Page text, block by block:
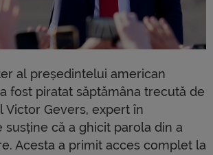
al președintelui american
fost piratat săptămâna trecută de
Victor Gevers, expert în
susține că a ghicit parola din a
Acesta a primit acces complet la